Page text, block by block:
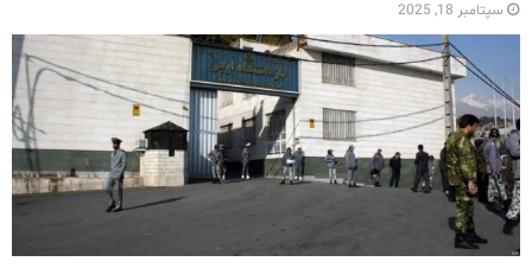
سپتامبر 18, 2025